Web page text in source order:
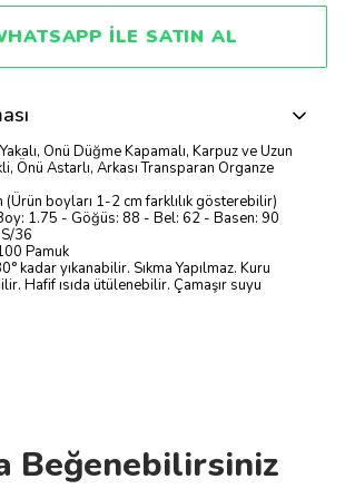
ILE SATIN AL
Yakalı, Önü Düğme Kapamalı, Karpuz ve Uzun
Önü Astarlı, Arkası Transparan Organze
(Ürün boyları 1-2 cm farklılık gösterebilir)
1.75 - Göğüs: 88 - Bel: 62 - Basen: 90
S/36
Pamuk
kadar yıkanabilir. Sıkma Yapılmaz. Kuru
Hafif ısıda ütülenebilir. Çamaşır suyu
Beğenebilirsiniz